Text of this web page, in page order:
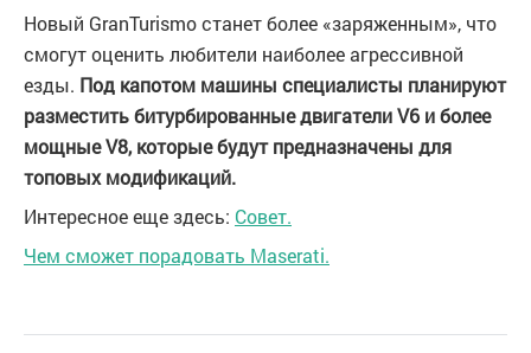
Новый GranTurismo станет более «заряженным», что
смогут оценить любители наиболее агрессивной
езды. Под капотом машины специалисты планируют
разместить битурбированные двигатели V6 и более
мощные V8, которые будут предназначены для
топовых модификаций.
Интересное еще здесь: Совет.
Чем сможет порадовать Maserati.